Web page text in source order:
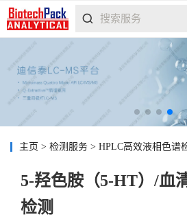
主页 > 检测服务 > HPLC高效液相色谱
5-羟色胺（5-HT）/血
检测